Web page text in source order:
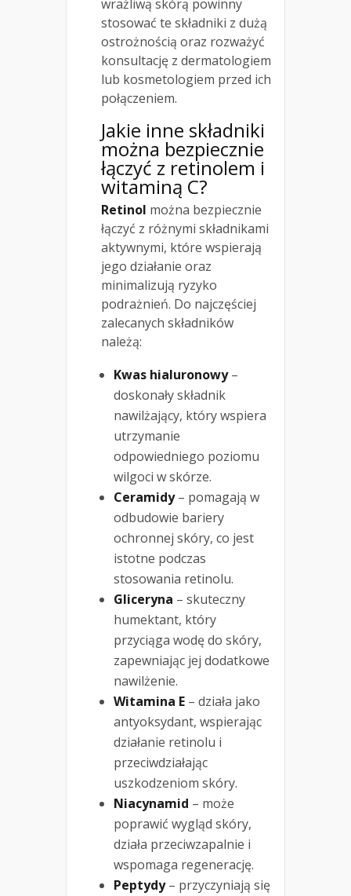
wrażliwą skórą powinny
stosować te składniki z dużą
ostrożnością oraz rozważyć
konsultację z dermatologiem
lub kosmetologiem przed ich
połączeniem.
Jakie inne składniki
można bezpiecznie
łączyć z retinolem i
witaminą C?
Retinol można bezpiecznie
łączyć z różnymi składnikami
aktywnymi, które wspierają
jego działanie oraz
minimalizują ryzyko
podrażnień. Do najczęściej
zalecanych składników
należą:
Kwas hialuronowy–
doskonały składnik
nawilżający, który wspiera
utrzymanie
odpowiedniego poziomu
wilgoci w skórze.
Ceramidy– pomagają w
odbudowie bariery
ochronnej skóry, co jest
istotne podczas
stosowania retinolu.
Gliceryna – skuteczny
humektant, który
przyciąga wodę do skóry,
zapewniając jej dodatkowe
nawilżenie.
Witamina E – działa jako
antyoksydant, wspierając
działanie retinolu i
przeciwdziałając
uszkodzeniom skóry.
Niacynamid – może
poprawić wygląd skóry,
działa przeciwzapalnie i
wspomaga regenerację.
Peptydy– przyczyniają się